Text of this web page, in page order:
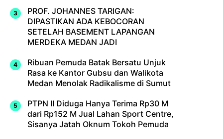
PROF. JOHANNES TARIGAN:
DIPASTIKAN ADA KEBOCORAN
SETELAH BASEMENT LAPANGAN
MERDEKA MEDAN JADI
Ribuan Pemuda Batak Bersatu Unjuk
Rasa ke Kantor Gubsu dan Walikota
Medan Menolak Radikalisme di Sumut
PTPN II Diduga Hanya Terima Rp30 M
dari Rp152 M Jual Lahan Sport Centre,
Sisanya Jatah Oknum Tokoh Pemuda